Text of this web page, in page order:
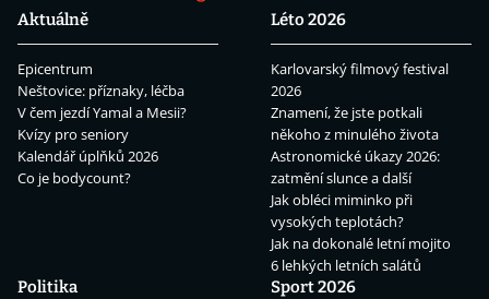
Aktuálně
Epicentrum
Neštovice: příznaky, léčba
V čem jezdí Yamal a Mesii?
Kvízy pro seniory
Kalendář úplňků 2026
Co je bodycount?
Léto 2026
Karlovarský filmový festival
2026
Znamení, že jste potkali
někoho z minulého života
Astronomické úkazy 2026:
zatmění slunce a další
Jak obléci miminko při
vysokých teplotách?
Jak na dokonalé letní mojito
6 lehkých letních salátů
Politika
Sport 2026